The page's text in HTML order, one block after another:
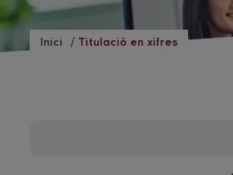
Inici Titulació en xifres